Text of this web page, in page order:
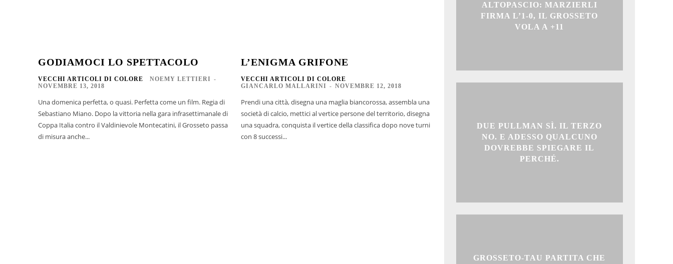
GODIAMOCI LO SPETTACOLO
VECCHI ARTICOLI DI COLORE NOEMY LETTIERI -
NOVEMBRE 13, 2018
Una domenica perfetta, o quasi. Perfetta come un film. Regia di
Sebastiano Miano. Dopo la vittoria nella gara infrasettimanale di
Coppa Italia contro il Valdinievole Montecatini, il Grosseto passa
di misura anche...
L’ENIGMA GRIFONE
VECCHI ARTICOLI DI COLORE
GIANCARLO MALLARINI - NOVEMBRE 12, 2018
Prendi una città, disegna una maglia biancorossa, assembla una
società di calcio, mettici al vertice persone del territorio, disegna
una squadra, conquista il vertice della classifica dopo nove turni
con 8 successi...
ALTOPASCIO: MARZIERLI
FIRMA L’1-0, IL GROSSETO
VOLA A +11
DUE PULLMAN SÌ. IL TERZO
NO. E ADESSO QUALCUNO
DOVREBBE SPIEGARE IL
PERCHÉ.
GROSSETO-TAU PARTITA CHE